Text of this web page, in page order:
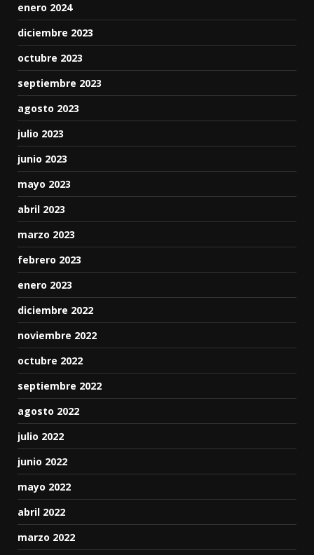
enero 2024
diciembre 2023
octubre 2023
septiembre 2023
agosto 2023
julio 2023
junio 2023
mayo 2023
abril 2023
marzo 2023
febrero 2023
enero 2023
diciembre 2022
noviembre 2022
octubre 2022
septiembre 2022
agosto 2022
julio 2022
junio 2022
mayo 2022
abril 2022
marzo 2022